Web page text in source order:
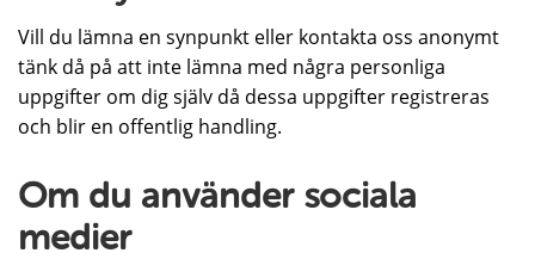
Vill du lämna en synpunkt eller kontakta oss anonymt
tänk då på att inte lämna med några personliga
uppgifter om dig själv då dessa uppgifter registreras
och blir en offentlig handling.
Om du använder sociala
medier